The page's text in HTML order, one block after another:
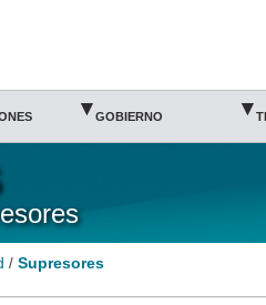
▾ GOBIERNO ▾
/Supresores